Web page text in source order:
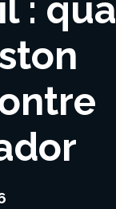
: